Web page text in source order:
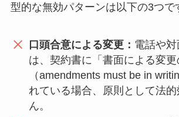
型的な無効パターンは以下の3つで
口頭合意による変更： 電話や
は、契約書に「書面による変
（amendments must be in
れている場合、原則として法
ん。